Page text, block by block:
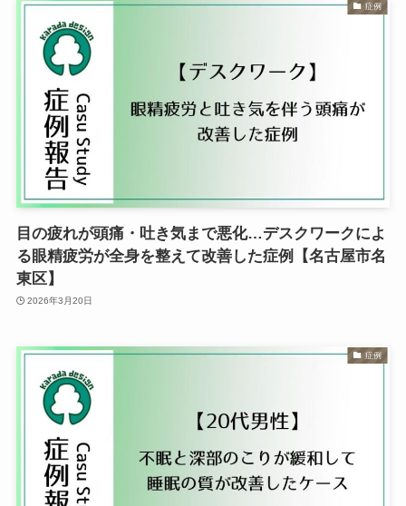
症例
目の疲れが頭痛・吐き気まで悪化…デスクワークによ
る眼精疲労が全身を整えて改善した症例【名古屋市名
東区】
2026年3月20日
症例